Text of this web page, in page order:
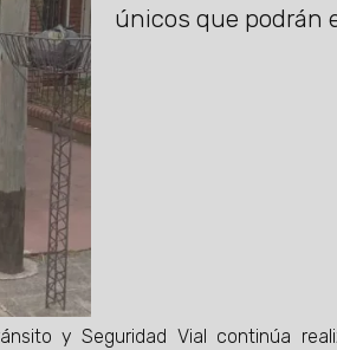
únicos que podrán
y Seguridad Vial continúa